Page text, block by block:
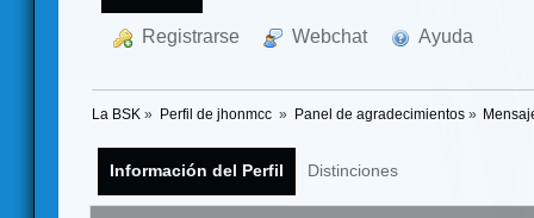
Registrarse Webchat Ayuda
La BSK » Perfil de jhonmcc » Panel de agradecimientos»
Información del Perfil Distinciones